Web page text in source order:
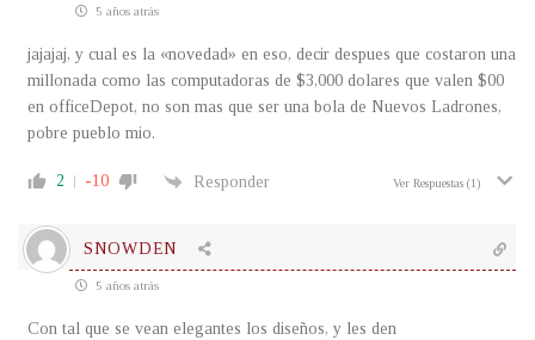
5 años atrás
jajajaj, y cual es la «novedad» en eso, decir despues que costaron una
millonada como las computadoras de $3,000 dolares que valen $00
en officeDepot, no son mas que ser una bola de Nuevos Ladrones,
pobre pueblo mio.
2 -10 Responder Ver Respuestas (1)
SNOWDEN
5 años atrás
Con tal que se vean elegantes los diseños, y les den